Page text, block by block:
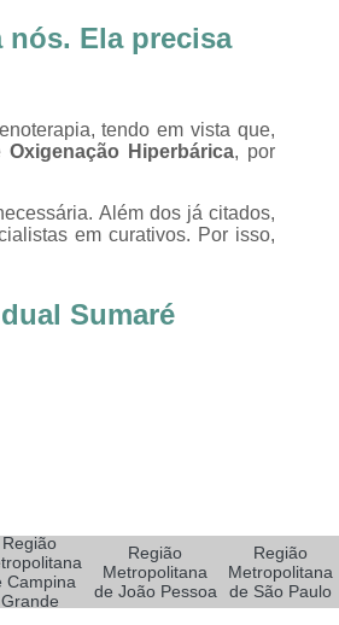
Oxigenoterapia
Hiperbárica em João Pessoa
Hiperbárica Ferida
Oxigenoterapia Hiperbárica para
Oxigenoterapia Hiperbárica
Hiperbárica
Sessão de Hiperbárica
Hiperbárica
de Oxigenoterapia Tratamento Pé
em Campina Grande
nós. Ela precisa
tendo em vista que,
Oxigenação Hiperbárica, por
Além dos já citados,
em curativos. Por isso,
Sumaré
Região
Campina
Grande
Região
Metropolitana
de João Pessoa
Região
Metropolitana
de São Paulo